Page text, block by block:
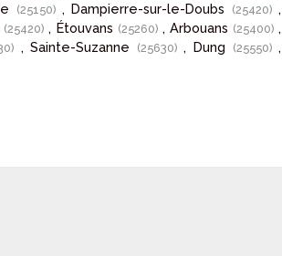
(25150) , Dampierre-sur-le-Doubs (25420),
(25420), Étouvans (25260) , Arbouans (25400),
, Sainte-Suzanne (25630), Dung (25550),